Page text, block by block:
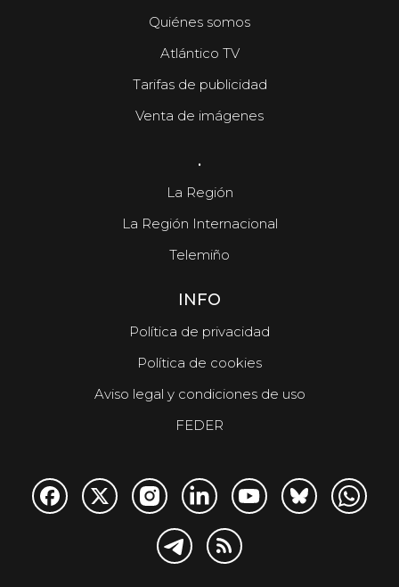
Quiénes somos
Atlántico TV
Tarifas de publicidad
Venta de imágenes
.
La Región
La Región Internacional
Telemiño
INFO
Política de privacidad
Política de cookies
Aviso legal y condiciones de uso
FEDER